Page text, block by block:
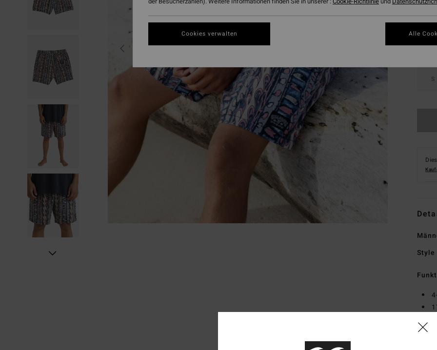
S
Style
Cookies verwalten Alle